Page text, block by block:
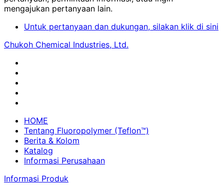
mengajukan pertanyaan lain.
Untuk pertanyaan dan dukungan, silakan klik di sini
Chukoh Chemical Industries, Ltd.
HOME
Tentang Fluoropolymer (Teflon™)
Berita & Kolom
Katalog
Informasi Perusahaan
Informasi Produk